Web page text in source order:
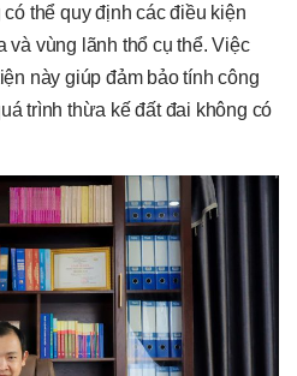
thể quy định các điều kiện
và vùng lãnh thổ cụ thể. Việc
này giúp đảm bảo tính công
trình thừa kế đất đai không có